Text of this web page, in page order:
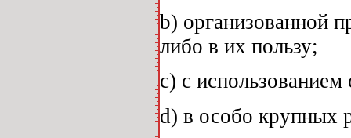
b) организованной
либо в их пользу;
с) с
d) в особо крупных